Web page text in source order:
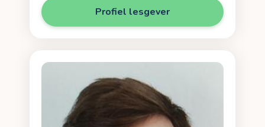
Profiel lesgever